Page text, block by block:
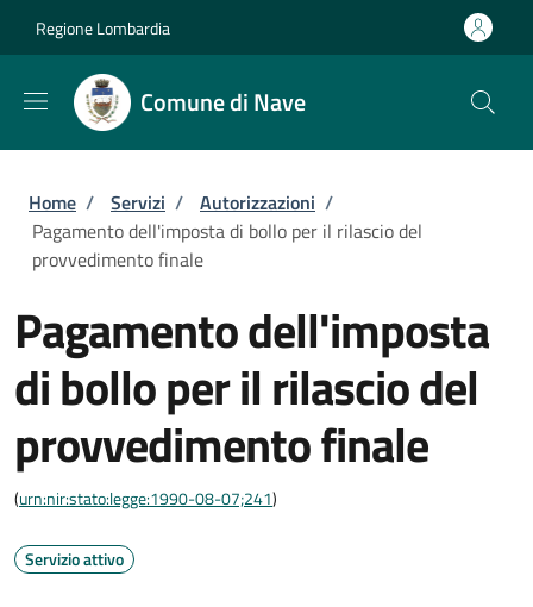
Regione Lombardia
Comune di Nave
Briciole di pane
Home / Servizi / Autorizzazioni /
Pagamento dell'imposta di bollo per il rilascio del
provvedimento finale
Pagamento dell'imposta
di bollo per il rilascio del
provvedimento finale
(urn:nir:stato:legge:1990-08-07;241)
Servizio attivo